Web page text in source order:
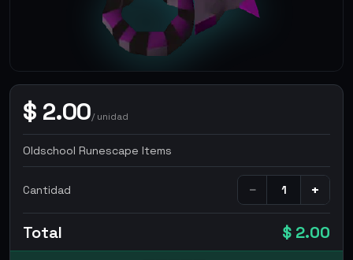
$ 2.00/unidad
Oldschool Runescape Items
Cantidad − +
Total $ 2.00